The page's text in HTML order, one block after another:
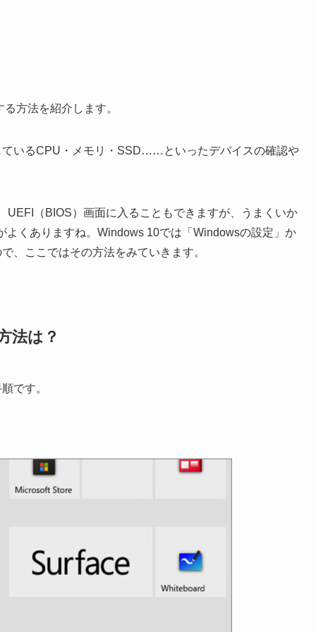
方法を紹介します。
いるCPU・メモリ・SSD……といったデバイスの確認や
（BIOS）画面に入ることもできますが、うまくいか
くありますね。Windows 10では「Windowsの設定」か
、ここではその方法をみていきます。
法は？
です。